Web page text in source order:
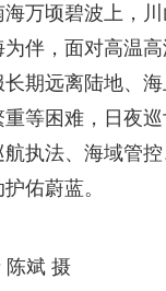
万顷碧波上，
为伴，面对高温
期远离陆地、
等困难，日夜
航执法、海域管
佑蔚蓝。
陈斌 摄